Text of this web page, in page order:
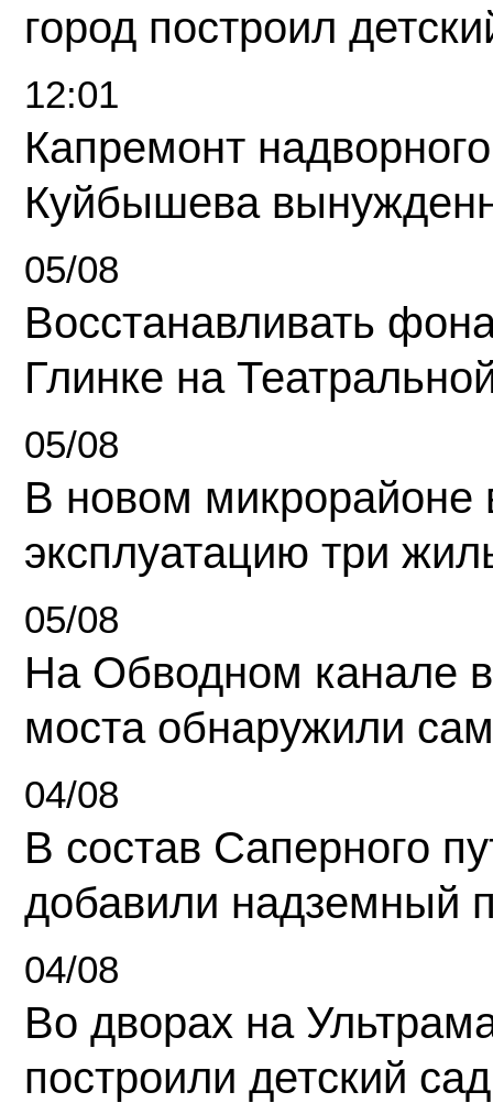
город построил
12:01
Капремонт
Куйбышева
05/08
Восстанавливать
Глинке на
05/08
В новом микрорайоне
эксплуатацию три
05/08
На Обводном канале
моста обнаружили
04/08
В состав Саперного
добавили надземный
04/08
Во дворах на
построили детский сад